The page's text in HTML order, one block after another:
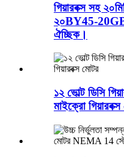
গিয়ারবক্স সহ
২০BY45-20GB,
ঐচ্ছিক।
১২ ভোল্ট ডিসি
মাইক্রো